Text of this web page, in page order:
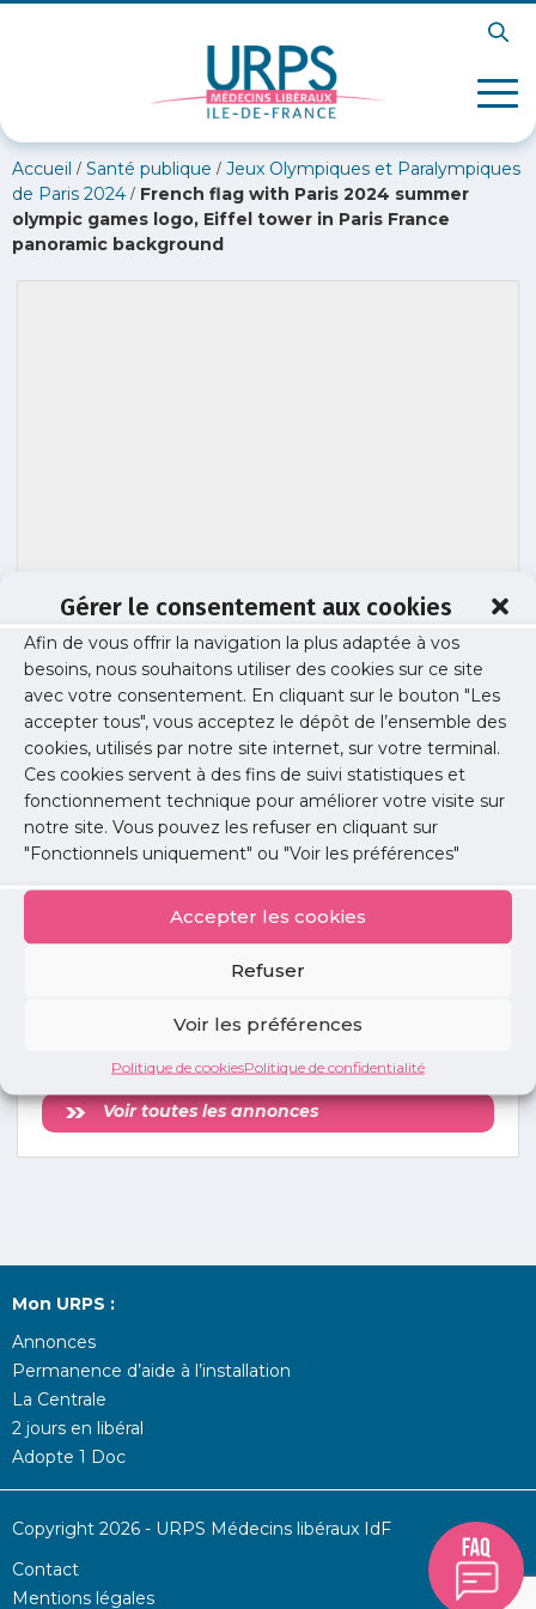
Gérer le consentement aux cookies
Afin de vous offrir la navigation la plus adaptée à vos
besoins, nous souhaitons utiliser des cookies sur ce site
avec votre consentement. En cliquant sur le bouton "Les
accepter tous", vous acceptez le dépôt de l’ensemble des
cookies, utilisés par notre site internet, sur votre terminal.
Ces cookies servent à des fins de suivi statistiques et
fonctionnement technique pour améliorer votre visite sur
notre site. Vous pouvez les refuser en cliquant sur
"Fonctionnels uniquement" ou "Voir les préférences"
Accepter les cookies
Refuser
Voir les préférences
Politique de cookiesPolitique de confidentialité
Accueil / Santé publique / Jeux Olympiques et Paralympiques
de Paris 2024 / French flag with Paris 2024 summer
olympic games logo, Eiffel tower in Paris France
panoramic background
French flag with Paris 2024 summer
olympic games logo, Eiffel tower in Paris
France panoramic background
Publié le :17 juin 2024
Partager cet article :
Petites
annonces
Voir toutes les annonces
Mon URPS :
Annonces
Permanence d’aide à l’installation
La Centrale
2 jours en libéral
Adopte 1 Doc
Copyright 2026 - URPS Médecins libéraux IdF
Contact
Mentions légales